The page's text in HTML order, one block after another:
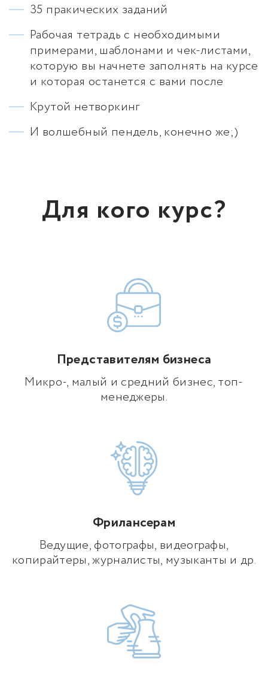
35 пракических заданий
Рабочая тетрадь с необходимыми
примерами, шаблонами и чек-листами,
которую вы начнете заполнять на курсе
и которая останется с вами после
Крутой нетворкинг
И волшебный пендель, конечно же;)
Для кого курс?
Представителям бизнеса
Микро-, малый и средний бизнес, топ-
менеджеры.
Фрилансерам
Ведущие, фотографы, видеографы,
копирайтеры, журналисты, музыканты и др.